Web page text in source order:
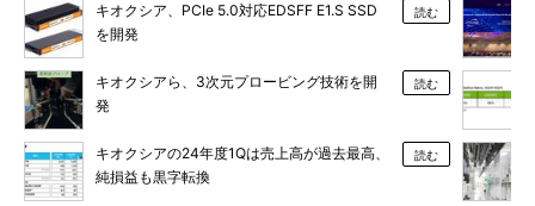
キオクシア、PCIe 5.0対応EDSFF E1.S SSD
を開発
読む
キオクシアら、3次元プロービング技術を開
発
読む
キオクシアの24年度1Qは売上高が過去最高、
純損益も黒字転換
読む